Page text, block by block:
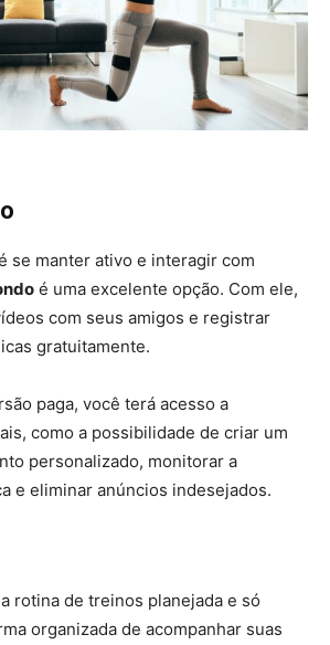
se manter ativo e interagir com
é uma excelente opção. Com ele,
com seus amigos e registrar
gratuitamente.
paga, você terá acesso a
como a possibilidade de criar um
personalizado, monitorar a
e eliminar anúncios indesejados.
rotina de treinos planejada e só
organizada de acompanhar suas